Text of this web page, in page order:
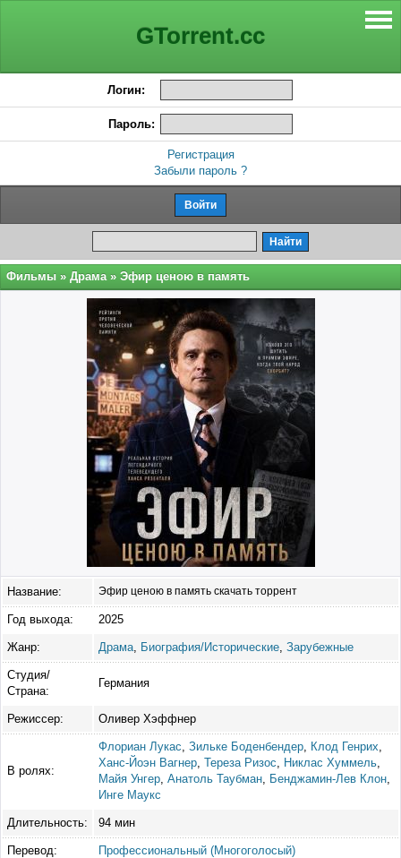
GTorrent.cc
Логин:
Пароль:
Регистрация
Забыли пароль ?
Фильмы » Драма » Эфир ценою в память
Название: Эфир ценою в память скачать торрент
Год выхода: 2025
Жанр: Драма Биография/Исторические Зарубежные
Студия/
Страна:
Германия
Режиссер: Оливер Хэффнер
В ролях:
Флориан Лукас Зильке Боденбендер Клод Генрих
Ханс-Йоэн Вагнер Тереза ​​Ризос Никлас Хуммель
Майя Унгер Анатоль Таубман Бенджамин-Лев Клон
Инге Маукс
Длительность: 94 мин
Перевод: Профессиональный (Многоголосый)